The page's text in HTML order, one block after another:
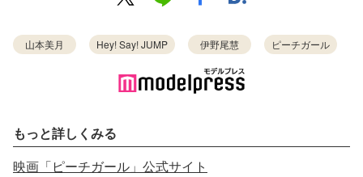
山本美月 Hey! Say! JUMP 伊野尾慧 ピーチガール
もっと詳しくみる
映画「ピーチガール」公式サイト